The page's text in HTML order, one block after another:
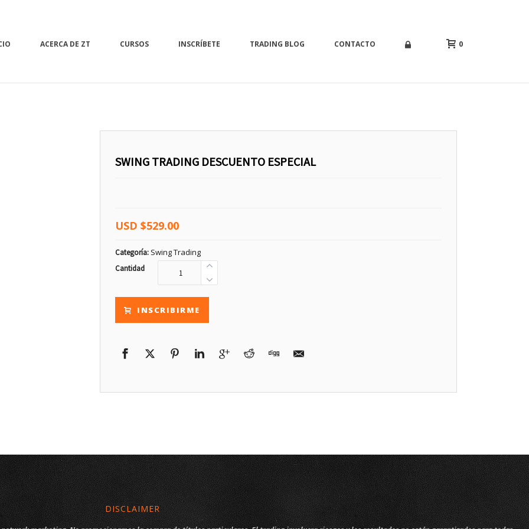
ACERCA DE ZT CURSOS INSCRÍBETE TRADING BLOG CONTACTO 0
SWING TRADING DESCUENTO ESPECIAL
USD $529.00
Categoría: Swing Trading
Cantidad
INSCRIBIRME
DISCLAIMER